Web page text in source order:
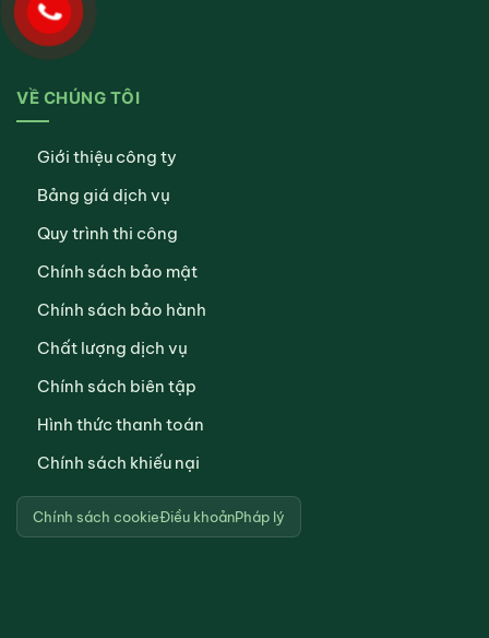
VỀ CHÚNG TÔI
Giới thiệu công ty
Bảng giá dịch vụ
Quy trình thi công
Chính sách bảo mật
Chính sách bảo hành
Chất lượng dịch vụ
Chính sách biên tập
Hình thức thanh toán
Chính sách khiếu nại
Chính sách cookieĐiều khoảnPháp lý